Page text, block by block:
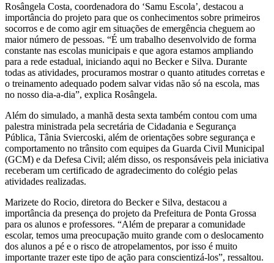
Rosângela Costa, coordenadora do ‘Samu Escola’, destacou a
importância do projeto para que os conhecimentos sobre primeiros
socorros e de como agir em situações de emergência cheguem ao
maior número de pessoas. “É um trabalho desenvolvido de forma
constante nas escolas municipais e que agora estamos ampliando
para a rede estadual, iniciando aqui no Becker e Silva. Durante
todas as atividades, procuramos mostrar o quanto atitudes corretas e
o treinamento adequado podem salvar vidas não só na escola, mas
no nosso dia-a-dia”, explica Rosângela.
Além do simulado, a manhã desta sexta também contou com uma
palestra ministrada pela secretária de Cidadania e Segurança
Pública, Tânia Sviercoski, além de orientações sobre segurança e
comportamento no trânsito com equipes da Guarda Civil Municipal
(GCM) e da Defesa Civil; além disso, os responsáveis pela iniciativa
receberam um certificado de agradecimento do colégio pelas
atividades realizadas.
Marizete do Rocio, diretora do Becker e Silva, destacou a
importância da presença do projeto da Prefeitura de Ponta Grossa
para os alunos e professores. “Além de preparar a comunidade
escolar, temos uma preocupação muito grande com o deslocamento
dos alunos a pé e o risco de atropelamentos, por isso é muito
importante trazer este tipo de ação para conscientizá-los”, ressaltou.